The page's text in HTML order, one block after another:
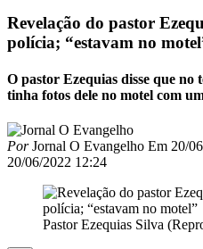
Revelação do pastor
polícia; “estavam no
O pastor Ezequias disse que no
tinha fotos dele no motel com
PorJornal O Evangelho Em 20/
20/06/2022 12:24
Pastor Ezequias Silva